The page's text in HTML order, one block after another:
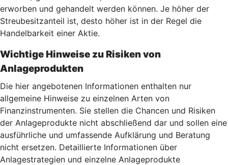
erworben und gehandelt werden können. Je höher der
Streubesitzanteil ist, desto höher ist in der Regel die
Handelbarkeit einer Aktie.
Wichtige Hinweise zu Risiken von
Anlageprodukten
Die hier angebotenen Informationen enthalten nur
allgemeine Hinweise zu einzelnen Arten von
Finanzinstrumenten. Sie stellen die Chancen und Risiken
der Anlageprodukte nicht abschließend dar und sollen eine
ausführliche und umfassende Aufklärung und Beratung
nicht ersetzen. Detaillierte Informationen über
Anlagestrategien und einzelne Anlageprodukte